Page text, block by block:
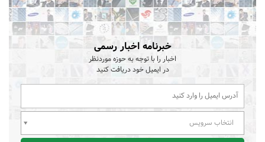
خبرنامه اخبار رسمی
اخبار را با توجه به حوزه موردنظر
در ایمیل خود دریافت کنید
انتخاب سرویس